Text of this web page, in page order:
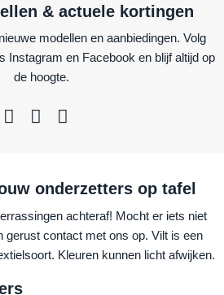
& actuele kortingen
modellen en aanbiedingen. Volg
Instagram en Facebook en blijf altijd op
de hoogte.
onderzetters op tafel
achteraf! Mocht er iets niet
gerust contact met ons op. Vilt is een
Kleuren kunnen licht afwijken.